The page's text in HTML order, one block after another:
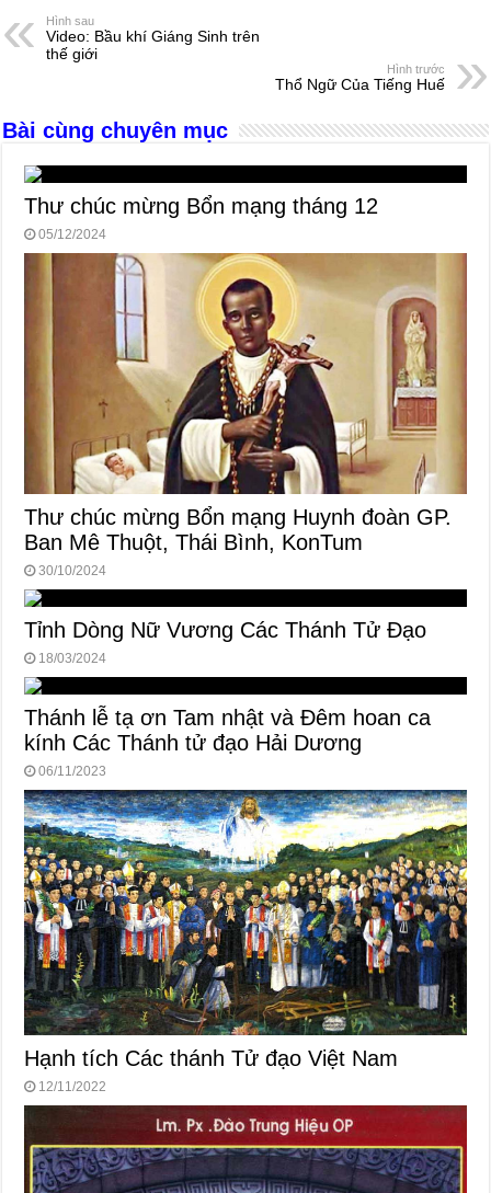
e
b
o
k
n
er
A
p
d
Hình sau
Video: Bầu khí Giáng Sinh trên
thế giới
Hình trước
Thổ Ngữ Của Tiếng Huế
Bài cùng chuyên mục
Thư chúc mừng Bổn mạng tháng 12
05/12/2024
Thư chúc mừng Bổn mạng Huynh đoàn GP.
Ban Mê Thuột, Thái Bình, KonTum
30/10/2024
Tỉnh Dòng Nữ Vương Các Thánh Tử Đạo
18/03/2024
Thánh lễ tạ ơn Tam nhật và Đêm hoan ca
kính Các Thánh tử đạo Hải Dương
06/11/2023
Hạnh tích Các thánh Tử đạo Việt Nam
12/11/2022